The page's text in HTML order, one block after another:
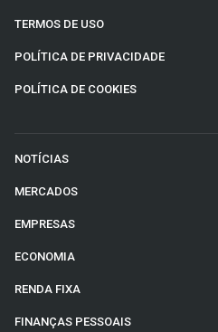
TERMOS DE USO
POLÍTICA DE PRIVACIDADE
POLÍTICA DE COOKIES
NOTÍCIAS
MERCADOS
EMPRESAS
ECONOMIA
RENDA FIXA
FINANÇAS PESSOAIS